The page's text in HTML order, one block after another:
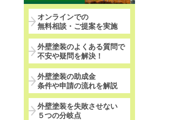
オンラインでの
無料相談・ご提案を実施
外壁塗装のよくある質問で
不安や疑問を解決！
外壁塗装の助成金
条件や申請の流れを解説
外壁塗装を失敗させない
５つの分岐点